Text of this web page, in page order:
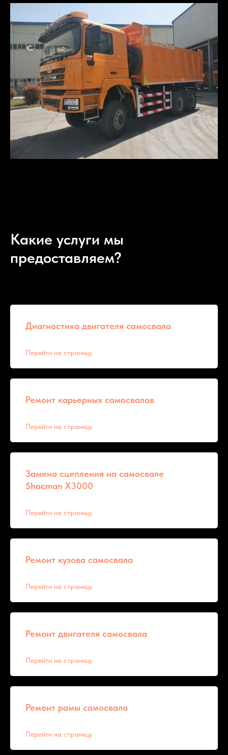
Какие услуги мы
предоставляем?
Диагностика двигателя самосвала
Перейти на страницу
Ремонт карьерных самосвалов
Перейти на страницу
Замена сцепления на самосвале
Shacman X3000
Перейти на страницу
Ремонт кузова самосвала
Перейти на страницу
Ремонт двигателя самосвала
Перейти на страницу
Ремонт рамы самосвала
Перейти на страницу